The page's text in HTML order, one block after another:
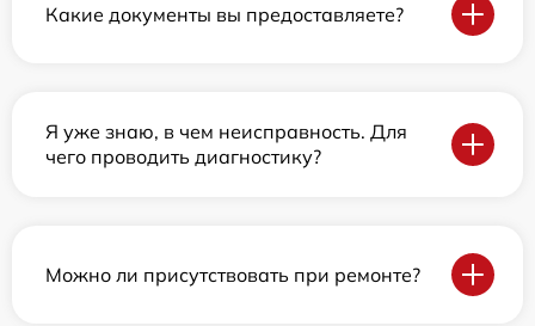
Какие документы вы предоставляете?
Я уже знаю, в чем неисправность. Для
чего проводить диагностику?
Можно ли присутствовать при ремонте?